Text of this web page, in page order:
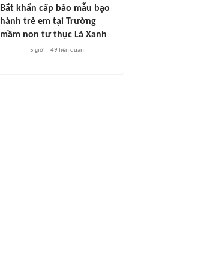
Bắt khẩn cấp bảo mẫu bạo
hành trẻ em tại Trường
mầm non tư thục Lá Xanh
5 giờ 49 liên quan